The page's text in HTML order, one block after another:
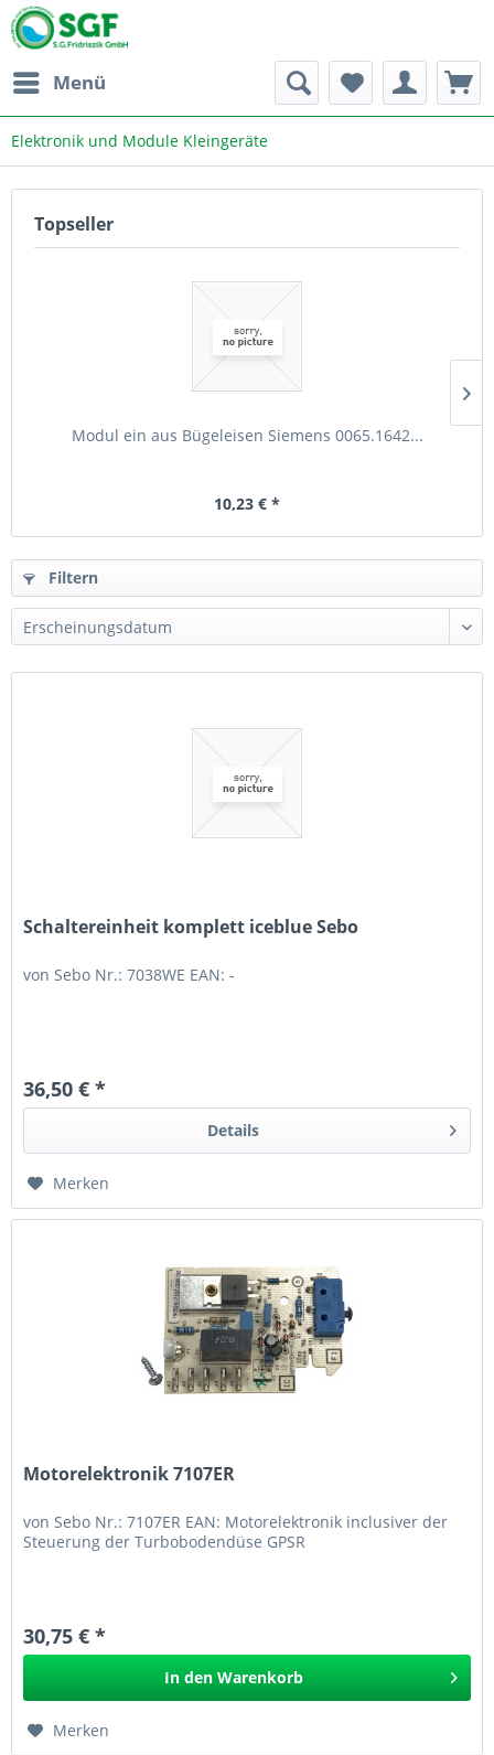
Menü
Elektronik und Module Kleingeräte
Topseller
Modul ein aus Bügeleisen Siemens 0065.1642...
10,23 € *
Filtern
Schaltereinheit komplett iceblue Sebo
von Sebo Nr.: 7038WE EAN: -
36,50 € *
Details
Merken
Motorelektronik 7107ER
von Sebo Nr.: 7107ER EAN: Motorelektronik inclusiver der
Steuerung der Turbobodendüse GPSR
30,75 € *
In den Warenkorb
Merken